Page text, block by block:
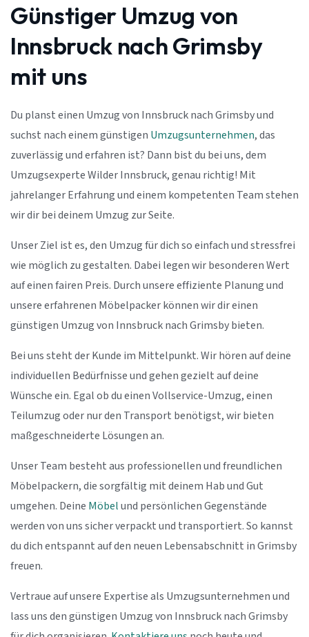
Günstiger Umzug von
Innsbruck nach Grimsby
mit uns
Du planst einen Umzug von Innsbruck nach Grimsby und
suchst nach einem günstigen Umzugsunternehmen, das
zuverlässig und erfahren ist? Dann bist du bei uns, dem
Umzugsexperte Wilder Innsbruck, genau richtig! Mit
jahrelanger Erfahrung und einem kompetenten Team stehen
wir dir bei deinem Umzug zur Seite.
Unser Ziel ist es, den Umzug für dich so einfach und stressfrei
wie möglich zu gestalten. Dabei legen wir besonderen Wert
auf einen fairen Preis. Durch unsere effiziente Planung und
unsere erfahrenen Möbelpacker können wir dir einen
günstigen Umzug von Innsbruck nach Grimsby bieten.
Bei uns steht der Kunde im Mittelpunkt. Wir hören auf deine
individuellen Bedürfnisse und gehen gezielt auf deine
Wünsche ein. Egal ob du einen Vollservice-Umzug, einen
Teilumzug oder nur den Transport benötigst, wir bieten
maßgeschneiderte Lösungen an.
Unser Team besteht aus professionellen und freundlichen
Möbelpackern, die sorgfältig mit deinem Hab und Gut
umgehen. Deine Möbelund persönlichen Gegenstände
werden von uns sicher verpackt und transportiert. So kannst
du dich entspannt auf den neuen Lebensabschnitt in Grimsby
freuen.
Vertraue auf unsere Expertise als Umzugsunternehmen und
lass uns den günstigen Umzug von Innsbruck nach Grimsby